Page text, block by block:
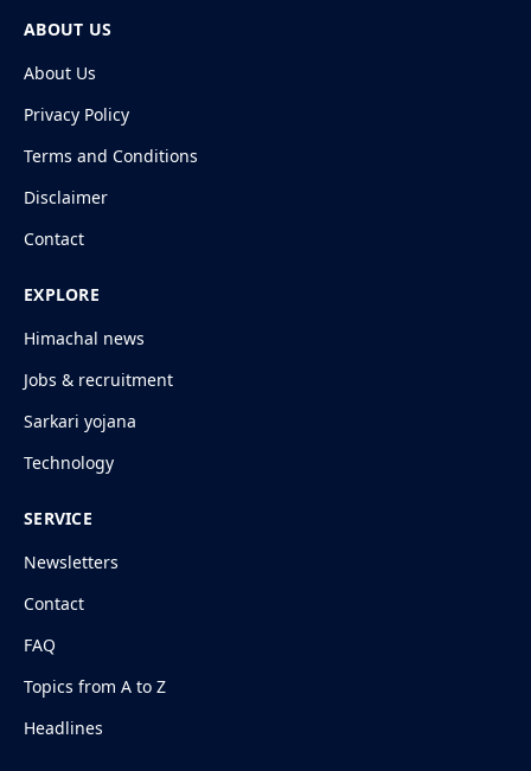
ABOUT US
About Us
Privacy Policy
Terms and Conditions
Disclaimer
Contact
EXPLORE
Himachal news
Jobs & recruitment
Sarkari yojana
Technology
SERVICE
Newsletters
Contact
FAQ
Topics from A to Z
Headlines